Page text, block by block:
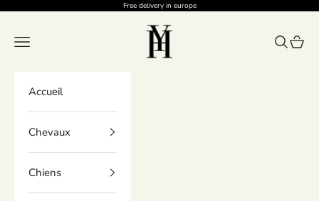
Passer au contenu Free delivery in europe
Holvany
Menu Panier
Accueil
Chevaux
Chiens